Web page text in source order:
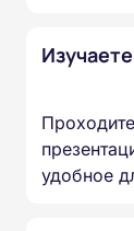
удобное